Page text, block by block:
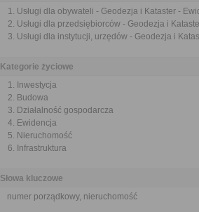
Usługi dla obywateli - Geodezja i Kataster -
Usługi dla przedsiębiorców - Geodezja i
Usługi dla instytucji, urzędów - Geodezja i
Kategorie życiowe
Inwestycja
Budowa
Działalność gospodarcza
Ewidencja
Nieruchomość
Infrastruktura
Słowa kluczowe
numer porządkowy, nieruchomość